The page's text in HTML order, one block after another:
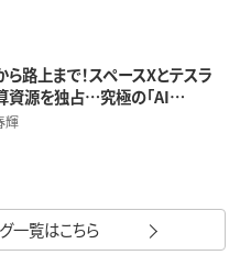
ら路上まで！スペースXとテスラ
資源を独占…究極の「AI…
輝
一覧はこちら